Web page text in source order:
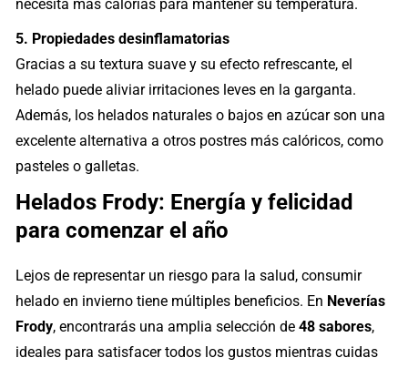
necesita más calorías para mantener su temperatura.
5. Propiedades desinflamatorias
Gracias a su textura suave y su efecto refrescante, el
helado puede aliviar irritaciones leves en la garganta.
Además, los helados naturales o bajos en azúcar son una
excelente alternativa a otros postres más calóricos, como
pasteles o galletas.
Helados Frody: Energía y felicidad
para comenzar el año
Lejos de representar un riesgo para la salud, consumir
helado en invierno tiene múltiples beneficios. En Neverías
Frody, encontrarás una amplia selección de48 sabores,
ideales para satisfacer todos los gustos mientras cuidas